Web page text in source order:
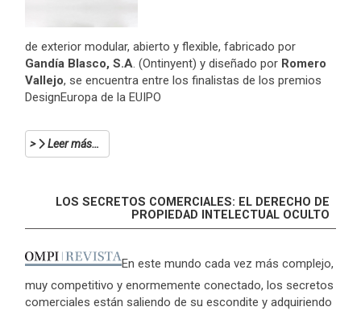
de exterior modular, abierto y flexible, fabricado por
Gandía Blasco, S.A. (Ontinyent) y diseñado por Romero
Vallejo, se encuentra entre los finalistas de los premios
DesignEuropa de la EUIPO
Leer más…
LOS SECRETOS COMERCIALES: EL DERECHO DE
PROPIEDAD INTELECTUAL OCULTO
En este mundo cada vez más complejo,
muy competitivo y enormemente conectado, los secretos
comerciales están saliendo de su escondite y adquiriendo